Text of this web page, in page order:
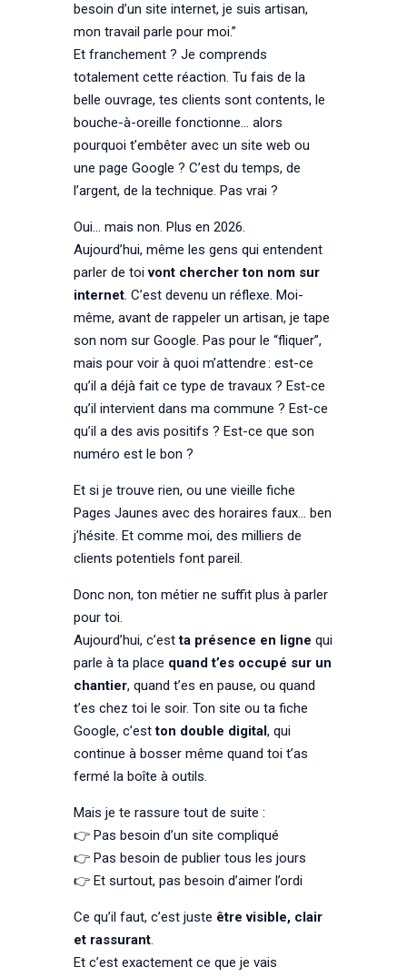
besoin d’un site internet, je suis artisan,
mon travail parle pour moi.”
Et franchement ? Je comprends
totalement cette réaction. Tu fais de la
belle ouvrage, tes clients sont contents, le
bouche-à-oreille fonctionne… alors
pourquoi t’embêter avec un site web ou
une page Google ? C’est du temps, de
l’argent, de la technique. Pas vrai ?
Oui… mais non. Plus en 2026.
Aujourd’hui, même les gens qui entendent
parler de toivont chercher ton nom sur
internet. C’est devenu un réflexe. Moi-
même, avant de rappeler un artisan, je tape
son nom sur Google. Pas pour le “fliquer”,
mais pour voir à quoi m’attendre : est-ce
qu’il a déjà fait ce type de travaux ? Est-ce
qu’il intervient dans ma commune ? Est-ce
qu’il a des avis positifs ? Est-ce que son
numéro est le bon ?
Et si je trouve rien, ou une vieille fiche
Pages Jaunes avec des horaires faux… ben
j’hésite. Et comme moi, des milliers de
clients potentiels font pareil.
Donc non, ton métier ne suffit plus à parler
pour toi.
Aujourd’hui, c’estta présence en ligne qui
parle à ta place quand t’es occupé sur un
chantier, quand t’es en pause, ou quand
t’es chez toi le soir. Ton site ou ta fiche
Google, c’estton double digital, qui
continue à bosser même quand toi t’as
fermé la boîte à outils.
Mais je te rassure tout de suite :
👉 Pas besoin d’un site compliqué
👉 Pas besoin de publier tous les jours
👉 Et surtout, pas besoin d’aimer l’ordi
Ce qu’il faut, c’est juste être visible, clair
et rassurant.
Et c’est exactement ce que je vais